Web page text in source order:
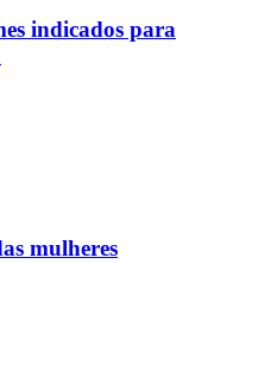
indicados para
mulheres